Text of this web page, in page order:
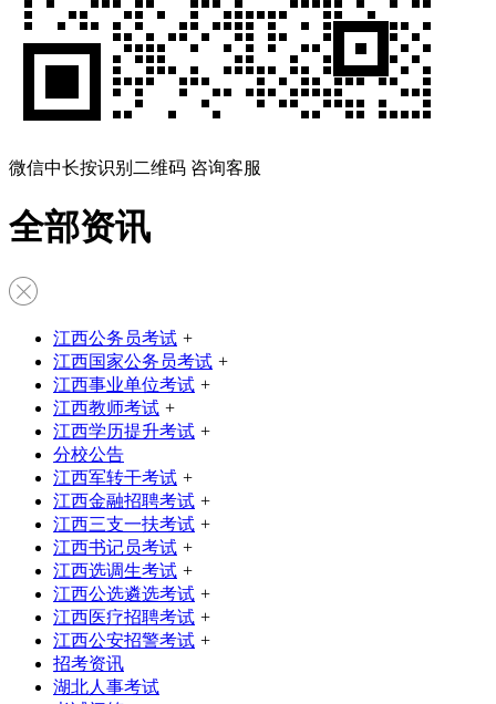
微信中长按识别二维码 咨询客服
全部资讯
江西公务员考试 +
江西国家公务员考试 +
江西事业单位考试 +
江西教师考试 +
江西学历提升考试 +
分校公告
江西军转干考试 +
江西金融招聘考试 +
江西三支一扶考试 +
江西书记员考试 +
江西选调生考试 +
江西公选遴选考试 +
江西医疗招聘考试 +
江西公安招警考试 +
招考资讯
湖北人事考试